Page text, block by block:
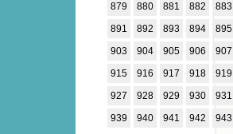
879
880 881 882 883
891
892 893 894 895
903
904 905 906 907
915
916 917 918 919
927
928 929 930 931
939
940 941 942 943